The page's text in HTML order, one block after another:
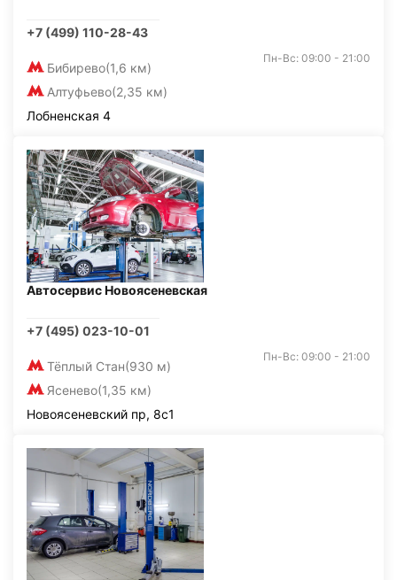
+7 (499) 110-28-43
Бибирево(1,6 км)
Алтуфьево(2,35 км)
Пн-Вс: 09:00 - 21:00
Лобненская 4
Автосервис Новоясеневская
+7 (495) 023-10-01
Тёплый Стан(930 м)
Ясенево(1,35 км)
Пн-Вс: 09:00 - 21:00
Новоясеневский пр, 8с1